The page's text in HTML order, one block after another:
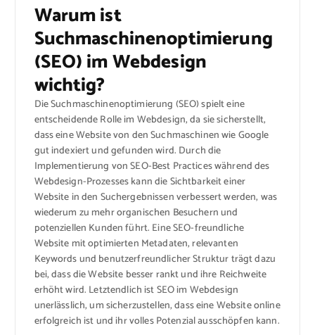
Warum ist
Suchmaschinenoptimierung
(SEO) im Webdesign
wichtig?
Die Suchmaschinenoptimierung (SEO) spielt eine
entscheidende Rolle im Webdesign, da sie sicherstellt,
dass eine Website von den Suchmaschinen wie Google
gut indexiert und gefunden wird. Durch die
Implementierung von SEO-Best Practices während des
Webdesign-Prozesses kann die Sichtbarkeit einer
Website in den Suchergebnissen verbessert werden, was
wiederum zu mehr organischen Besuchern und
potenziellen Kunden führt. Eine SEO-freundliche
Website mit optimierten Metadaten, relevanten
Keywords und benutzerfreundlicher Struktur trägt dazu
bei, dass die Website besser rankt und ihre Reichweite
erhöht wird. Letztendlich ist SEO im Webdesign
unerlässlich, um sicherzustellen, dass eine Website online
erfolgreich ist und ihr volles Potenzial ausschöpfen kann.